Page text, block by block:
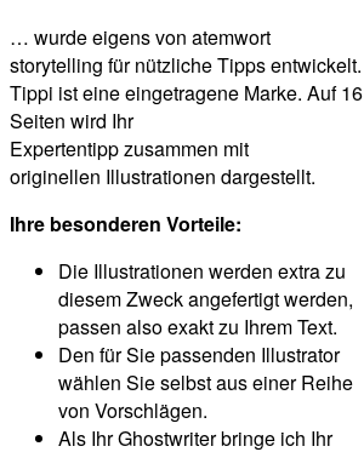
… wurde eigens von atemwort
storytelling für nützliche Tipps entwickelt.
Tippi ist eine eingetragene Marke. Auf 16
Seiten wird Ihr
Expertentipp zusammen mit
originellen Illustrationen dargestellt.
Ihre besonderen Vorteile:
Die Illustrationen werden extra zu
diesem Zweck angefertigt werden,
passen also exakt zu Ihrem Text.
Den für Sie passenden Illustrator
wählen Sie selbst aus einer Reihe
von Vorschlägen.
Als Ihr Ghostwriter bringe ich Ihr